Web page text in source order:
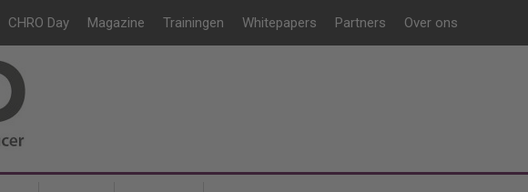
CHRO Day Magazine Trainingen Whitepapers Partners Over ons